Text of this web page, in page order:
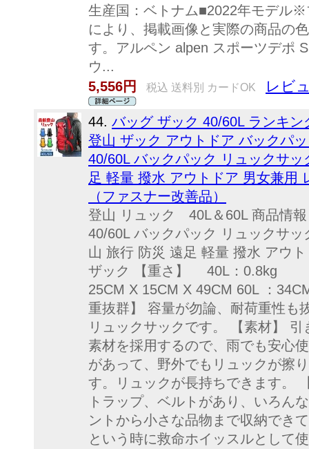
生産国：ベトナム■2022年モデル
により、掲載画像と実際の商品の
す。アルペン alpen スポーツデポ
ウ...
5,556円
税込 送料別 カードOK レビ
44. バッグ ザック 40/60L ランキ
登山 ザック アウトドア バックパ
40/60L バックパック リュックサ
足 軽量 撥水 アウトドア 男女兼用
（ファスナー改善品）
登山 リュック 40L＆60L 商品情
40/60L バックパック リュックサ
山 旅行 防災 遠足 軽量 撥水 アウ
ザック 【重さ】 40L：0.8kg
25CM X 15CM X 49CM 60L ：
重抜群】 容量が勿論、耐荷重性も
リュックサックです。 【素材】
素材を採用するので、雨でも安心
があって、野外でもリュックが擦
す。リュックが長持ちできます。
トラップ、ベルトがあり、いろん
ントから小さな品物まで収納でき
という時に救命ホイッスルとして